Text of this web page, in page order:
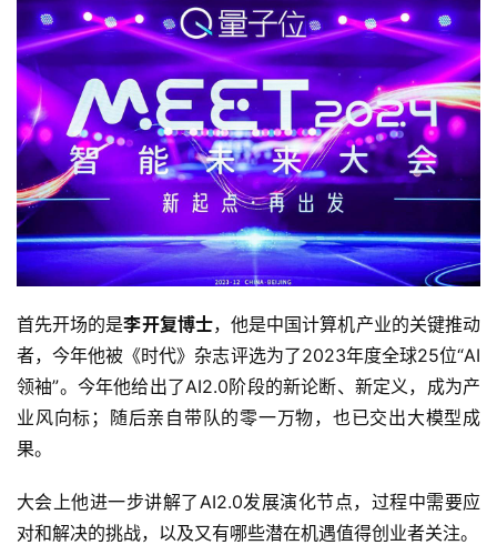
首先开场的是李开复博士，他是中国计算机产业的关键推动
者，今年他被《时代》杂志评选为了2023年度全球25位“AI
领袖”。今年他给出了AI2.0阶段的新论断、新定义，成为产
业风向标；随后亲自带队的零一万物，也已交出大模型成
果。
大会上他进一步讲解了AI2.0发展演化节点，过程中需要应
对和解决的挑战，以及又有哪些潜在机遇值得创业者关注。